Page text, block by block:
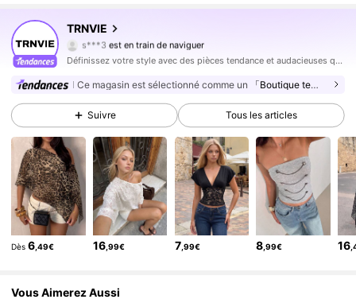
TRNVIE
4,80
204K Suiveurs
s***3 est en train de naviguer
4,80
204K Suiveurs
4,80 204K Suiveurs
4,80
4,80 204K Suiveurs
4,80 204K Suiveurs
4,80 204K Suiveurs
4,80 204K Suiveurs
4,80 204K Suiveurs
4,80 204K Suiveurs
Définissez votre style avec des pièces tendance et audacieuses qui font la différence.
Ce magasin est sélectionné comme un 「Boutique tendance」
Suivre Tous les articles
Dès 6,49€ 16 ,99€ 7,99€ 8 ,99€ 16
Vous Aimerez Aussi